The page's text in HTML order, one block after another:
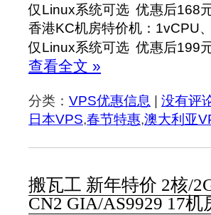
仅Linux系统可选 优惠后168
香港KC机房特价机：1vCPU
仅Linux系统可选 优惠后199
查看全文 »
分类： VPS优惠信息 没有评
日本VPS,春节特惠,澳大利亚
搬瓦工 新年特价 2核/
CN2 GIA/AS9929 17机